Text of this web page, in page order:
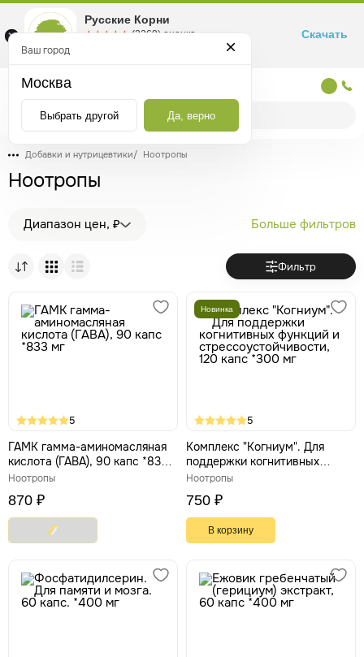
Добавки и нутрицевтики/ Ноотропы
Ноотропы
Диапазон цен, ₽ Больше фильтров
Фильтр
5
ГАМК гамма-аминомасляная
кислота (ГАВА), 90 капс *833
мг
Ноотропы
870 ₽
Новинка
5
Комплекс "Когниум". Для
поддержки когнитивных
функций и
капс *300 мг
Ноотропы
750 ₽
В корзину
Ваш город
Москва
Выбрать другой Да, верно
Русские Корни
☆☆☆☆☆
★★★★★ (2360) оценка
Маркетплейс товаров для здоровья
Скачать